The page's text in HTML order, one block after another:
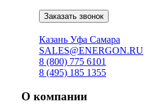
Заказать звонок
Казань Уфа Самара
SALES@ENERGON.RU
8 (800) 775 6101
8 (495) 185 1355
О компании